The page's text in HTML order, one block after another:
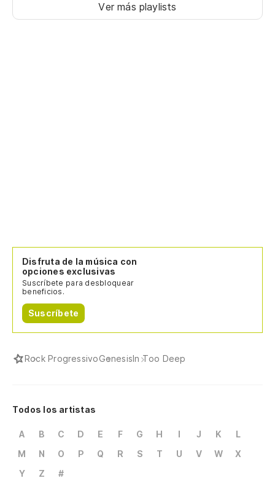
Ver más playlists
Disfruta de la música con
opciones exclusivas
Suscríbete para desbloquear
beneficios.
Suscríbete
Rock ProgressivoGenesisIn Too Deep
Todos los artistas
A B C D E F G H I J K
L
M
N O P Q R S T U V W
X
Y
Z #